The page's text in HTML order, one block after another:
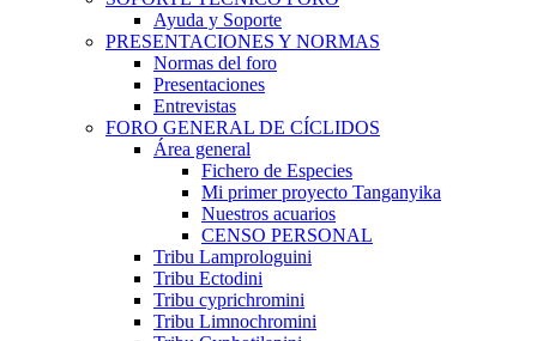
Ayuda y Soporte
PRESENTACIONES Y NORMAS
Normas del foro
Presentaciones
Entrevistas
FORO GENERAL DE CÍCLIDOS
Área general
Fichero de Especies
Mi primer proyecto Tanganyika
Nuestros acuarios
CENSO PERSONAL
Tribu Lamprologuini
Tribu Ectodini
Tribu cyprichromini
Tribu Limnochromini